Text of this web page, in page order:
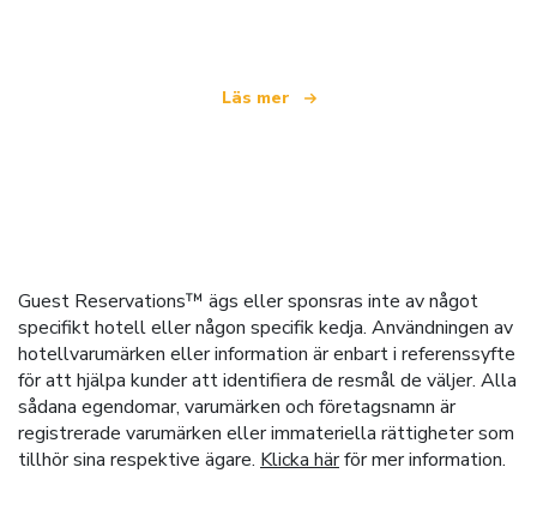
Läs mer
Guest Reservations™ ägs eller sponsras inte av något
specifikt hotell eller någon specifik kedja. Användningen av
hotellvarumärken eller information är enbart i referenssyfte
för att hjälpa kunder att identifiera de resmål de väljer. Alla
sådana egendomar, varumärken och företagsnamn är
registrerade varumärken eller immateriella rättigheter som
tillhör sina respektive ägare. Klicka härför mer information.